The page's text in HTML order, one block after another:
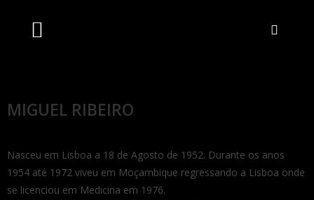
MIGUEL RIBEIRO
Nasceu em Lisboa a 18 de Agosto de 1952. Durante os anos
1954 até 1972 viveu em Moçambique regressando a Lisboa onde
se licenciou em Medicina em 1976.